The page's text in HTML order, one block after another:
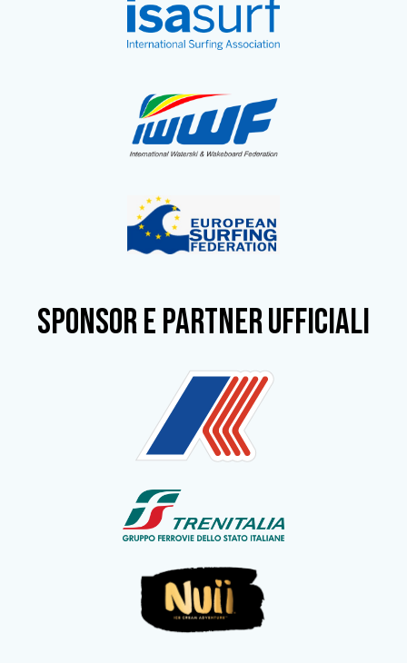
SPONSOR e partner ufficiali